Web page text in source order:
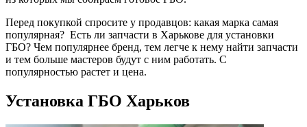
Перед покупкой спросите у продавцов: какая марка самая
популярная? Есть ли запчасти в Харькове для установки
ГБО? Чем популярнее бренд, тем легче к нему найти запчасти
и тем больше мастеров будут с ним работать. С
популярностью растет и цена.
Установка ГБО Харьков